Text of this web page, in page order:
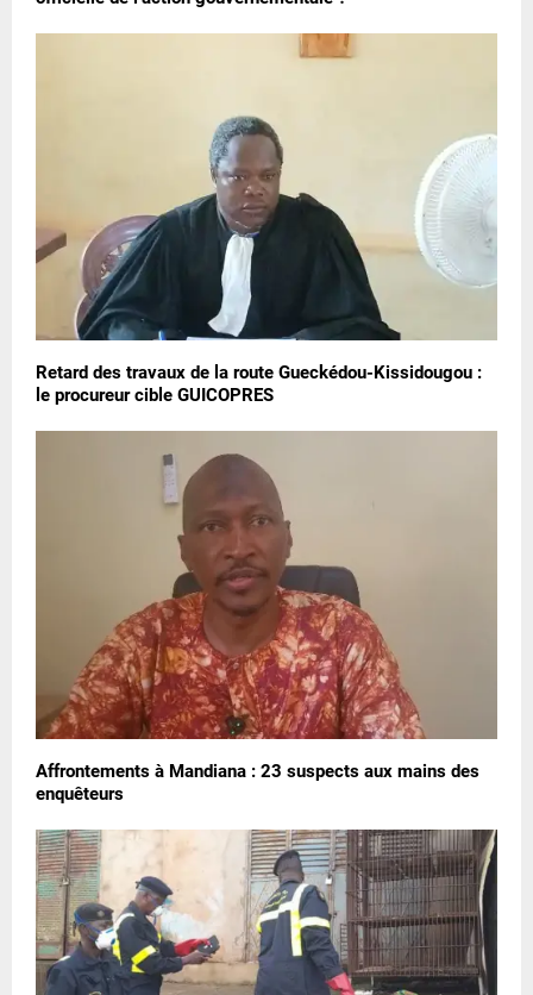
Retard des travaux de la route Gueckédou-Kissidougou :
le procureur cible GUICOPRES
Affrontements à Mandiana : 23 suspects aux mains des
enquêteurs